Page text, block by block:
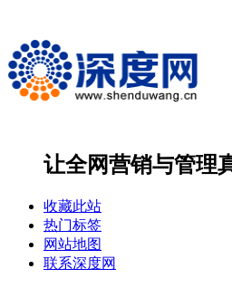
让全网营销与管理
收藏此站
热门标签
网站地图
联系深度网